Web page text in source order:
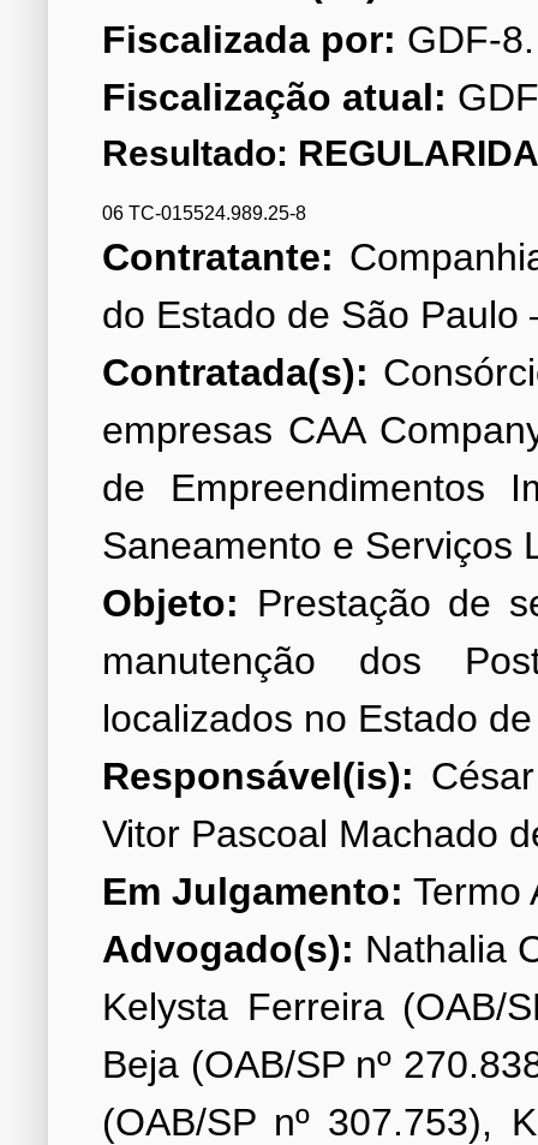
Fiscalizada por:
Fiscalização atual:
Resultado:
06 TC-015524.989.25-8
Contratante:
Contratada(s):
empresas CAA
de Empreendimentos
Objeto: Prestação de
manutenção dos
Responsável(is):
Em Julgamento:
Advogado(s): Nathalia
Kelysta Ferreira (OAB/
Beja (OAB/SP nº
(OAB/SP nº 307.753),